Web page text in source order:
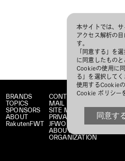
BRANDS
TOPICS
SPONSORS
ABOUT
RakutenFWT
CONTACT
MAIL MAGAZINE
SITE MAP
PRIVACY POLICY
JFWO LINK
ABOUT JFW
ORGANIZATION
本サイトでは、サ
アクセス解析の
す。
「同意する」を
に同意したものと
Cookieの使用に
る」を選択してく
使用するCookie
Cookie ポリシー
同意す